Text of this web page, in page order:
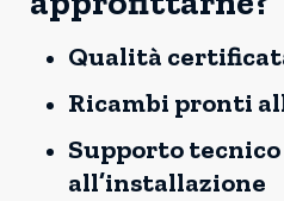
Qualità
Ricambi pronti
Supporto
all’installazione